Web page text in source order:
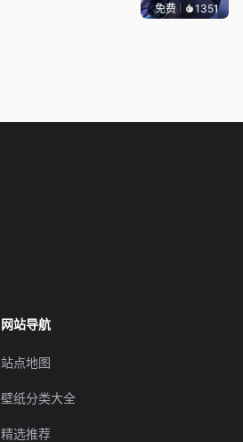
免费 1351Bewie
网站导航
站点地图
壁纸分类大全
精选推荐